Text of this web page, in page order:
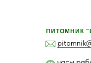
ПИТОМНИК